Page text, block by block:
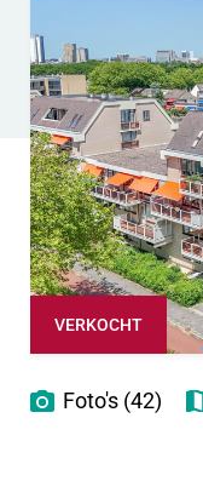
VERKOCHT
Foto's (42)